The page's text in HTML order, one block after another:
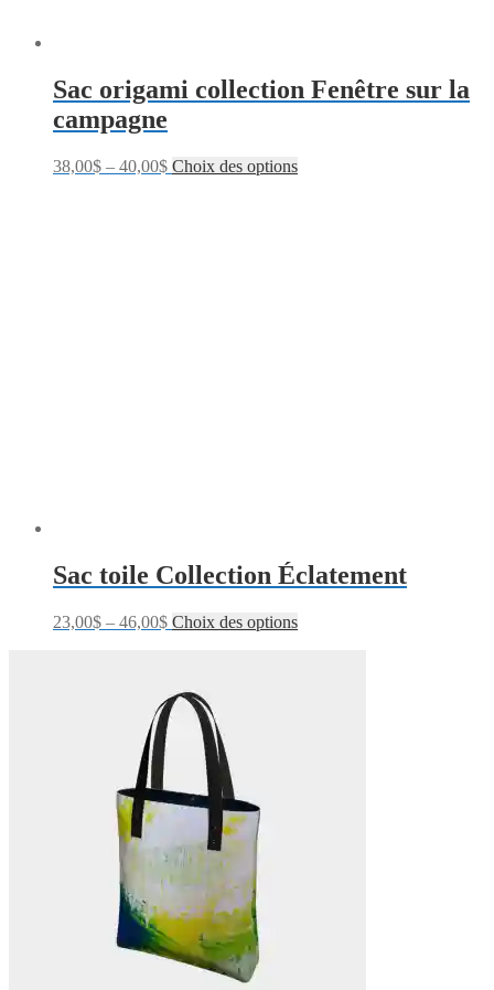
Sac origami collection Fenêtre sur la
campagne
38,00$ – 40,00$ Choix des options
Sac toile Collection Éclatement
23,00$ – 46,00$ Choix des options